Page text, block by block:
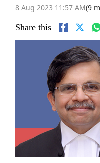
8 Aug 2023 11:57 AM(9
Share this